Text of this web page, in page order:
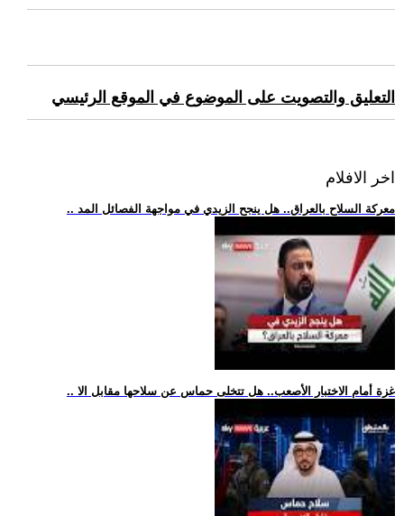
التعليق والتصويت على الموضوع في الموقع الرئيسي
اخر الافلام
.. معركة السلاح بالعراق.. هل ينجح الزيدي في مواجهة الفصائل المد
.. غزة أمام الاختبار الأصعب.. هل تتخلى حماس عن سلاحها مقابل الا